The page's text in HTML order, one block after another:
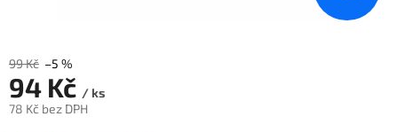
99 Kč –5 %
94 Kč / ks
78 Kč bez DPH